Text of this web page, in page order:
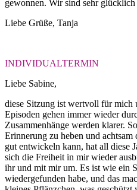
gewonnen. Wir sind sehr glücklich
Liebe Grüße, Tanja
INDIVIDUALTERMIN
Liebe Sabine,
diese Sitzung ist wertvoll für mich
Episoden gehen immer wieder
Zusammenhänge werden klarer.
Erinnerung zu heben und
gut entwickeln kann, hat all diese
sich die Freiheit in mir wieder
ihr und mit mir um. Es ist wie ein
wiedergefunden habe, und das